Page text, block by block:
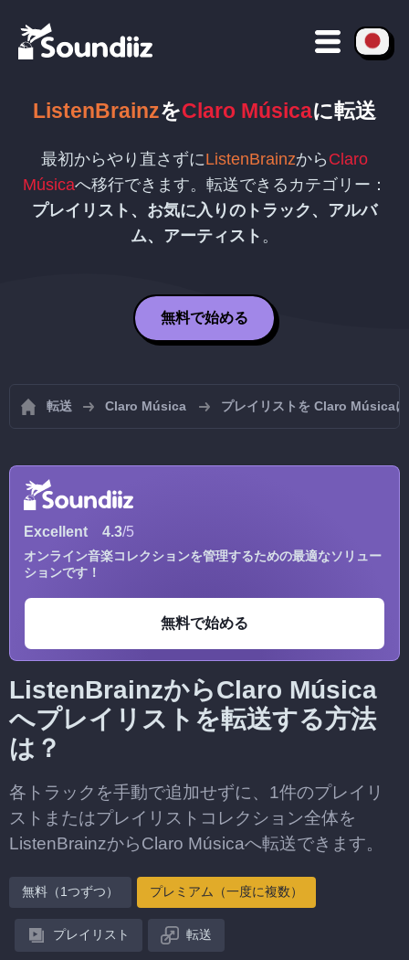
ListenBrainzをClaro Músicaに転送
最初からやり直さずにListenBrainzから Claro
Músicaへ移行できます。転送できるカテゴリー：
プレイリスト、お気に入りのトラック、アルバ
ム、アーティスト 。
無料で始める
転送 Claro Música プレイリストを Claro Música
Excellent 4.3/5
オンライン音楽コレクションを管理するための最適なソリュー
ションです！
無料で始める
ListenBrainzからClaro Música
へプレイリストを転送する方法
は？
各トラックを手動で追加せずに、1件のプレイリ
ストまたはプレイリストコレクション全体を
ListenBrainzからClaro Músicaへ転送できます。
無料（1つずつ） プレミアム（一度に複数）
プレイリスト 転送